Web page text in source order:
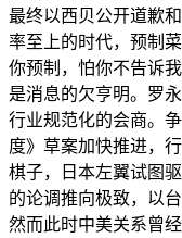
最终以西贝公开道歉
率至上的时代，预制
你预制，怕你不告诉
是消息的欠亨明。罗
行业规范化的会商。
度》草案加快推进，
棋子，日本左翼试图
的论调推向极致，以
然而此时中美关系曾